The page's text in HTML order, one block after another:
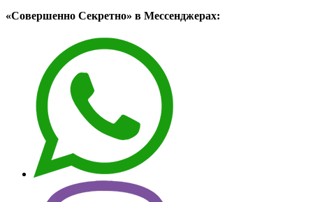
«Совершенно Секретно» в Мессенджерах: